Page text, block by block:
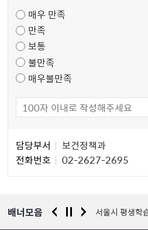
도
조
사
매우 만족
만족
보통
불만족
매우불만족
자
담당부서
보건정책과
전화번호
02-2627-2695
배너모음
경찰청 유실물 통합포털 서울시 평생학